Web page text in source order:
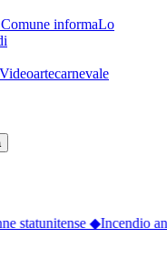
informaLo
Videoartecarnevale
statunitense◆Incendio